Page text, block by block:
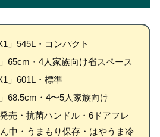
」545L・コンパクト
65cm・4人家族向け省スペース
」601L・標準
68.5cm・4〜5人家族向け
売・抗菌ハンドル・6ドアフレ
中・うまもり保存・はやうま冷